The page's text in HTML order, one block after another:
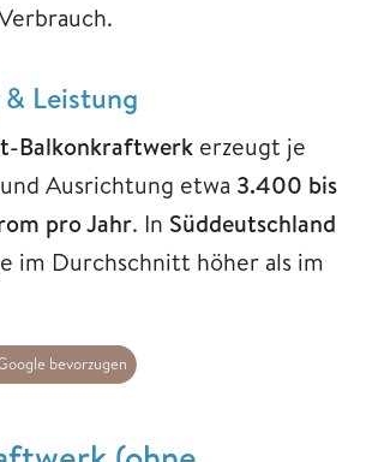
Leistung
Balkonkraftwerk erzeugt je
Ausrichtung etwa 3.400 bis
pro Jahr. In Süddeutschland
im Durchschnitt höher als im
bevorzugen